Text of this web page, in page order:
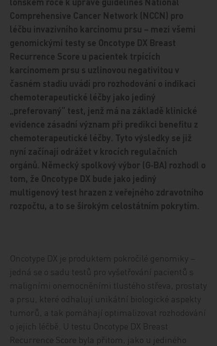
Comprehensive Cancer Network (NCCN) pro
léčbu invazivního karcinomu prsu – mezi všemi
genomickými testy se Oncotype DX Breast
Recurrence Score u pacientek trpících
karcinomem prsu s uzlinovou negativitou v
časném stadiu uvádí pro rozhodování o indikaci
chemoterapeutické léčby jako jediný
„preferovaný“ test, jenž má na základě klinické
evidence zásadní význam při predikci benefitu z
chemoterapeutické léčby. Tyto výsledky se již
nyní začínají odrážet v krocích regulačních
orgánů. Německý spolkový výbor (G‑BA) rozhodl o
tom, že Oncotype DX bude jako jediný
multigenový test hrazen z veřejného zdravotního
rozpočtu, a to se širokým celostátním pokrytím.
Oncotype DX je produktem pokročilé genomiky –
jedná se o sadu testů pro vyšetřování pacientů s
maligními onemocněními tlustého střeva, prostaty
a prsu, které odhalují unikátní biologické aspekty
tumorů, a tak pomáhají optimalizovat rozhodování
o jejich léčbě. U testu Oncotype DX Breast
Recurrence Score byla přitom, jako u jediného